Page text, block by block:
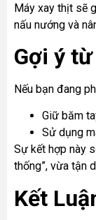
Máy xay thịt sẽ
nấu nướng và
Gợi ý
Nếu bạn đang
Giữ băm
Sử dụng
Sự kết hợp này
thống”, vừa tận
Kết